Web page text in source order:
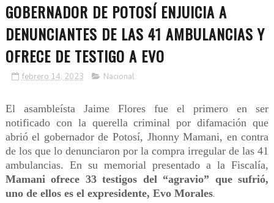
GOBERNADOR DE POTOSÍ ENJUICIA A
DENUNCIANTES DE LAS 41 AMBULANCIAS Y
OFRECE DE TESTIGO A EVO
febrero 14, 2023 Nacional
El asambleísta Jaime Flores fue el primero en ser
notificado con la querella criminal por difamación que
abrió el gobernador de Potosí, Jhonny Mamani, en contra
de los que lo denunciaron por la compra irregular de las 41
ambulancias. En su memorial presentado a la Fiscalía,
Mamani ofrece 33 testigos del “agravio” que sufrió,
uno de ellos es el expresidente, Evo Morales.